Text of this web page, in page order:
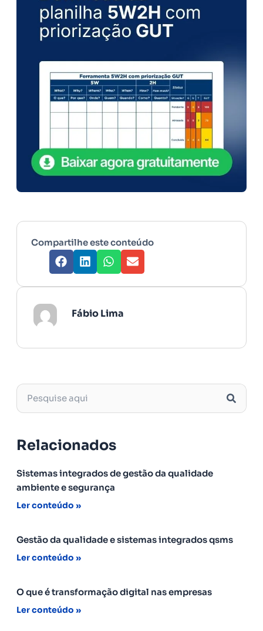
Compartilhe este conteúdo
Fábio Lima
Relacionados
Sistemas integrados de gestão da qualidade
ambiente e segurança
Ler conteúdo »
Gestão da qualidade e sistemas integrados qsms
Ler conteúdo »
O que é transformação digital nas empresas
Ler conteúdo »